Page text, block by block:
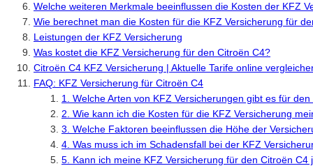
Welche weiteren Merkmale beeinflussen die Kosten der KFZ
Wie berechnet man die Kosten für die KFZ Versicherung für
Leistungen der KFZ Versicherung
Was kostet die KFZ Versicherung für den Citroën C4?
Citroën C4 KFZ Versicherung | Aktuelle Tarife online
FAQ: KFZ Versicherung für Citroën C4
1. Welche Arten von KFZ Versicherungen gibt es für
2. Wie kann ich die Kosten für die KFZ Versicherung
3. Welche Faktoren beeinflussen die Höhe der
4. Was muss ich im Schadensfall bei der KFZ
5. Kann ich meine KFZ Versicherung für den Citroën C4